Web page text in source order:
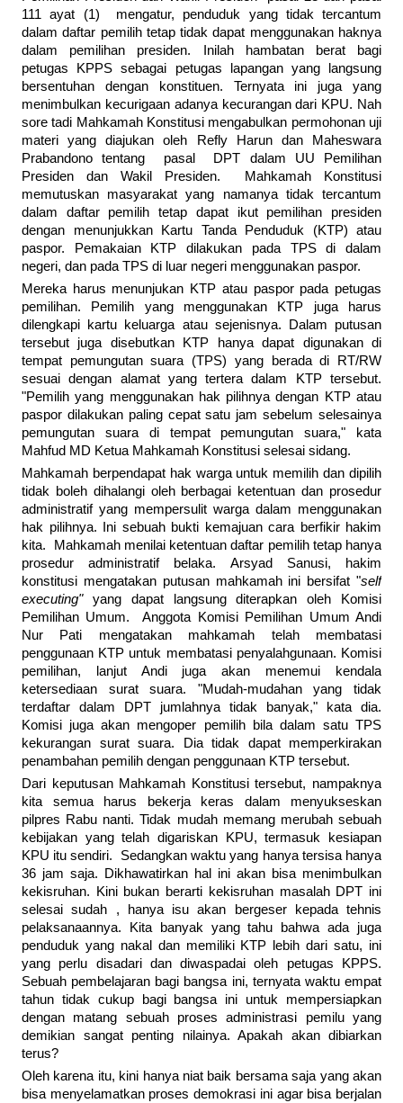
111 ayat (1) mengatur, penduduk yang tidak tercantum
dalam daftar pemilih tetap tidak dapat menggunakan haknya
dalam pemilihan presiden. Inilah hambatan berat bagi
petugas KPPS sebagai petugas lapangan yang langsung
bersentuhan dengan konstituen. Ternyata ini juga yang
menimbulkan kecurigaan adanya kecurangan dari KPU. Nah
sore tadi Mahkamah Konstitusi mengabulkan permohonan uji
materi yang diajukan oleh Refly Harun dan Maheswara
Prabandono tentang pasal DPT dalam UU Pemilihan
Presiden dan Wakil Presiden. Mahkamah Konstitusi
memutuskan masyarakat yang namanya tidak tercantum
dalam daftar pemilih tetap dapat ikut pemilihan presiden
dengan menunjukkan Kartu Tanda Penduduk (KTP) atau
paspor. Pemakaian KTP dilakukan pada TPS di dalam
negeri, dan pada TPS di luar negeri menggunakan paspor.
Mereka harus menunjukan KTP atau paspor pada petugas
pemilihan. Pemilih yang menggunakan KTP juga harus
dilengkapi kartu keluarga atau sejenisnya. Dalam putusan
tersebut juga disebutkan KTP hanya dapat digunakan di
tempat pemungutan suara (TPS) yang berada di RT/RW
sesuai dengan alamat yang tertera dalam KTP tersebut.
"Pemilih yang menggunakan hak pilihnya dengan KTP atau
paspor dilakukan paling cepat satu jam sebelum selesainya
pemungutan suara di tempat pemungutan suara," kata
Mahfud MD Ketua Mahkamah Konstitusi selesai sidang.
Mahkamah berpendapat hak warga untuk memilih dan dipilih
tidak boleh dihalangi oleh berbagai ketentuan dan prosedur
administratif yang mempersulit warga dalam menggunakan
hak pilihnya. Ini sebuah bukti kemajuan cara berfikir hakim
kita. Mahkamah menilai ketentuan daftar pemilih tetap hanya
prosedur administratif belaka. Arsyad Sanusi, hakim
konstitusi mengatakan putusan mahkamah ini bersifat "self
executing"yang dapat langsung diterapkan oleh Komisi
Pemilihan Umum. Anggota Komisi Pemilihan Umum Andi
Nur Pati mengatakan mahkamah telah membatasi
penggunaan KTP untuk membatasi penyalahgunaan. Komisi
pemilihan, lanjut Andi juga akan menemui kendala
ketersediaan surat suara. "Mudah-mudahan yang tidak
terdaftar dalam DPT jumlahnya tidak banyak," kata dia.
Komisi juga akan mengoper pemilih bila dalam satu TPS
kekurangan surat suara. Dia tidak dapat memperkirakan
penambahan pemilih dengan penggunaan KTP tersebut.
Dari keputusan Mahkamah Konstitusi tersebut, nampaknya
kita semua harus bekerja keras dalam menyukseskan
pilpres Rabu nanti. Tidak mudah memang merubah sebuah
kebijakan yang telah digariskan KPU, termasuk kesiapan
KPU itu sendiri. Sedangkan waktu yang hanya tersisa hanya
36 jam saja. Dikhawatirkan hal ini akan bisa menimbulkan
kekisruhan. Kini bukan berarti kekisruhan masalah DPT ini
selesai sudah , hanya isu akan bergeser kepada tehnis
pelaksanaannya. Kita banyak yang tahu bahwa ada juga
penduduk yang nakal dan memiliki KTP lebih dari satu, ini
yang perlu disadari dan diwaspadai oleh petugas KPPS.
Sebuah pembelajaran bagi bangsa ini, ternyata waktu empat
tahun tidak cukup bagi bangsa ini untuk mempersiapkan
dengan matang sebuah proses administrasi pemilu yang
demikian sangat penting nilainya. Apakah akan dibiarkan
terus?
Oleh karena itu, kini hanya niat baik bersama saja yang akan
bisa menyelamatkan proses demokrasi ini agar bisa berjalan